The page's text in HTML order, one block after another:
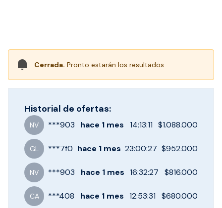
Cerrada. Pronto estarán los resultados
Historial de ofertas:
NV ***903 hace 1 mes 14:13:11 $1.088.000
GL ***7f0 hace 1 mes 23:00:27 $952.000
NV ***903 hace 1 mes 16:32:27 $816.000
CA ***408 hace 1 mes 12:53:31
$680.000